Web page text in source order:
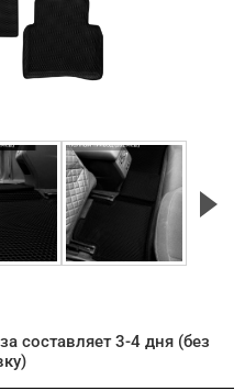
составляет 3-4 дня (без